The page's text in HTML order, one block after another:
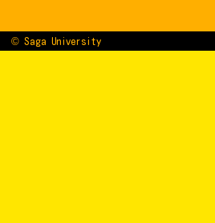
© Saga University